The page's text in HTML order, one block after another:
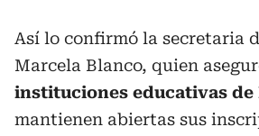
Así lo confirmó la secretaria
Marcela Blanco, quien
instituciones educativas de
mantienen abiertas sus